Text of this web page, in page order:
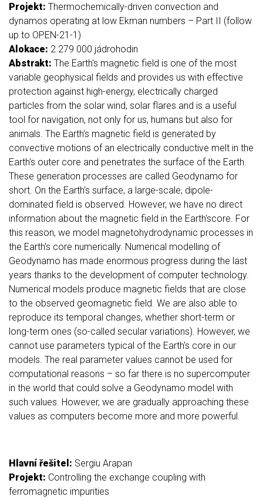
Projekt: Thermochemically-driven convection and
dynamos operating at low Ekman numbers – Part II (follow
up to OPEN-21-1)
Alokace: 2 279 000 jádrohodin
Abstrakt: The Earth's magnetic field is one of the most
variable geophysical fields and provides us with effective
protection against high-energy, electrically charged
particles from the solar wind, solar flares and is a useful
tool for navigation, not only for us, humans but also for
animals. The Earth's magnetic field is generated by
convective motions of an electrically conductive melt in the
Earth's outer core and penetrates the surface of the Earth.
These generation processes are called Geodynamo for
short. On the Earth's surface, a large-scale, dipole-
dominated field is observed. However, we have no direct
information about the magnetic field in the Earth'score. For
this reason, we model magnetohydrodynamic processes in
the Earth's core numerically. Numerical modelling of
Geodynamo has made enormous progress during the last
years thanks to the development of computer technology.
Numerical models produce magnetic fields that are close
to the observed geomagnetic field. We are also able to
reproduce its temporal changes, whether short-term or
long-term ones (so-called secular variations). However, we
cannot use parameters typical of the Earth's core in our
models. The real parameter values cannot be used for
computational reasons – so far there is no supercomputer
in the world that could solve a Geodynamo model with
such values. However, we are gradually approaching these
values as computers become more and more powerful.
Hlavní řešitel: Sergiu Arapan
Projekt: Controlling the exchange coupling with
ferromagnetic impurities